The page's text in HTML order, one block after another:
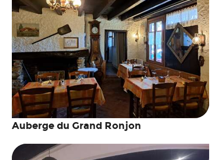
Auberge du Grand Ronjon